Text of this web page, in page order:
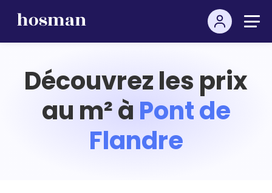
Découvrez les prix
au m² à Pont de
Flandre